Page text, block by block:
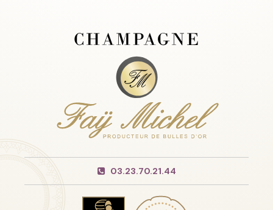
03.23.70.21.44